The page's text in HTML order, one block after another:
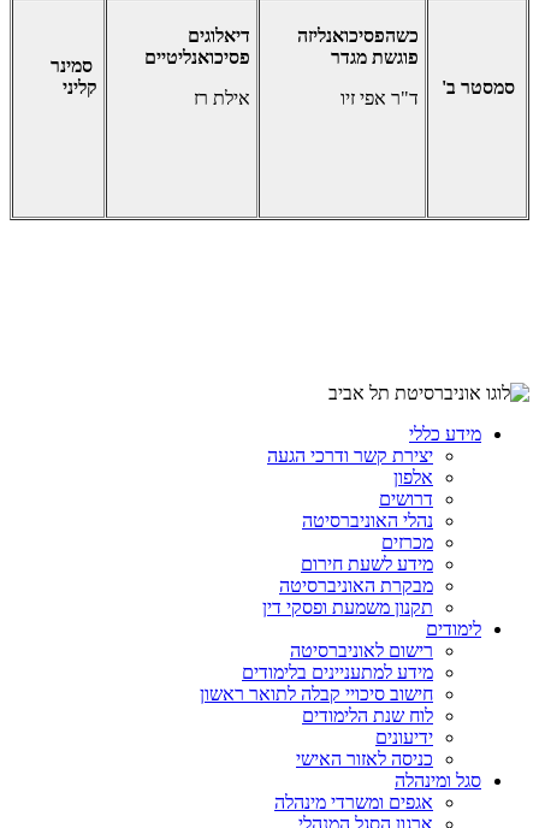
סמסטר ב'
כשהפסיכואנליזה
פוגשת מגדר
ד"ר אפי זיו
דיאלוגים
פסיכואנליטיים
אילת רז
סמינר
קליני
מידע כללי
יצירת קשר ודרכי הגעה
אלפון
דרושים
נהלי האוניברסיטה
מכרזים
מידע לשעת חירום
מבקרת האוניברסיטה
תקנון משמעת ופסקי דין
לימודים
רישום לאוניברסיטה
מידע למתעניינים בלימודים
חישוב סיכויי קבלה לתואר ראשון
לוח שנת הלימודים
ידיעונים
כניסה לאזור האישי
סגל ומינהלה
אגפים ומשרדי מינהלה